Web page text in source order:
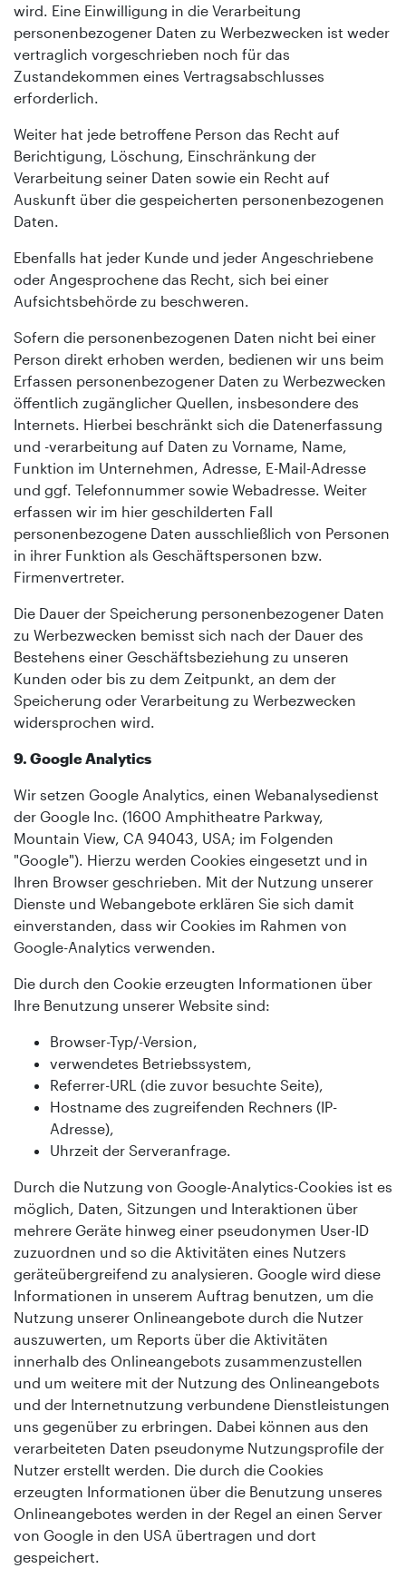
wird. Eine Einwilligung in die Verarbeitung
personenbezogener Daten zu Werbezwecken ist weder
vertraglich vorgeschrieben noch für das
Zustandekommen eines Vertragsabschlusses
erforderlich.
Weiter hat jede betroffene Person das Recht auf
Berichtigung, Löschung, Einschränkung der
Verarbeitung seiner Daten sowie ein Recht auf
Auskunft über die gespeicherten personenbezogenen
Daten.
Ebenfalls hat jeder Kunde und jeder Angeschriebene
oder Angesprochene das Recht, sich bei einer
Aufsichtsbehörde zu beschweren.
Sofern die personenbezogenen Daten nicht bei einer
Person direkt erhoben werden, bedienen wir uns beim
Erfassen personenbezogener Daten zu Werbezwecken
öffentlich zugänglicher Quellen, insbesondere des
Internets. Hierbei beschränkt sich die Datenerfassung
und -verarbeitung auf Daten zu Vorname, Name,
Funktion im Unternehmen, Adresse, E-Mail-Adresse
und ggf. Telefonnummer sowie Webadresse. Weiter
erfassen wir im hier geschilderten Fall
personenbezogene Daten ausschließlich von Personen
in ihrer Funktion als Geschäftspersonen bzw.
Firmenvertreter.
Die Dauer der Speicherung personenbezogener Daten
zu Werbezwecken bemisst sich nach der Dauer des
Bestehens einer Geschäftsbeziehung zu unseren
Kunden oder bis zu dem Zeitpunkt, an dem der
Speicherung oder Verarbeitung zu Werbezwecken
widersprochen wird.
9. Google Analytics
Wir setzen Google Analytics, einen Webanalysedienst
der Google Inc. (1600 Amphitheatre Parkway,
Mountain View, CA 94043, USA; im Folgenden
"Google"). Hierzu werden Cookies eingesetzt und in
Ihren Browser geschrieben. Mit der Nutzung unserer
Dienste und Webangebote erklären Sie sich damit
einverstanden, dass wir Cookies im Rahmen von
Google-Analytics verwenden.
Die durch den Cookie erzeugten Informationen über
Ihre Benutzung unserer Website sind:
Browser-Typ/-Version,
verwendetes Betriebssystem,
Referrer-URL (die zuvor besuchte Seite),
Hostname des zugreifenden Rechners (IP-
Adresse),
Uhrzeit der Serveranfrage.
Durch die Nutzung von Google-Analytics-Cookies ist es
möglich, Daten, Sitzungen und Interaktionen über
mehrere Geräte hinweg einer pseudonymen User-ID
zuzuordnen und so die Aktivitäten eines Nutzers
geräteübergreifend zu analysieren. Google wird diese
Informationen in unserem Auftrag benutzen, um die
Nutzung unserer Onlineangebote durch die Nutzer
auszuwerten, um Reports über die Aktivitäten
innerhalb des Onlineangebots zusammenzustellen
und um weitere mit der Nutzung des Onlineangebots
und der Internetnutzung verbundene Dienstleistungen
uns gegenüber zu erbringen. Dabei können aus den
verarbeiteten Daten pseudonyme Nutzungsprofile der
Nutzer erstellt werden. Die durch die Cookies
erzeugten Informationen über die Benutzung unseres
Onlineangebotes werden in der Regel an einen Server
von Google in den USA übertragen und dort
gespeichert.